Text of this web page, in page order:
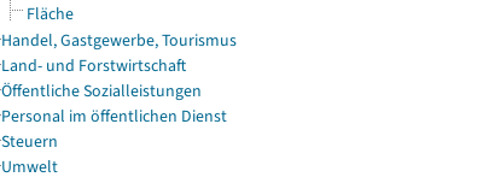
Fläche
Handel, Gastgewerbe, Tourismus
Land- und Forstwirtschaft
Öffentliche Sozialleistungen
Personal im öffentlichen Dienst
Steuern
Umwelt